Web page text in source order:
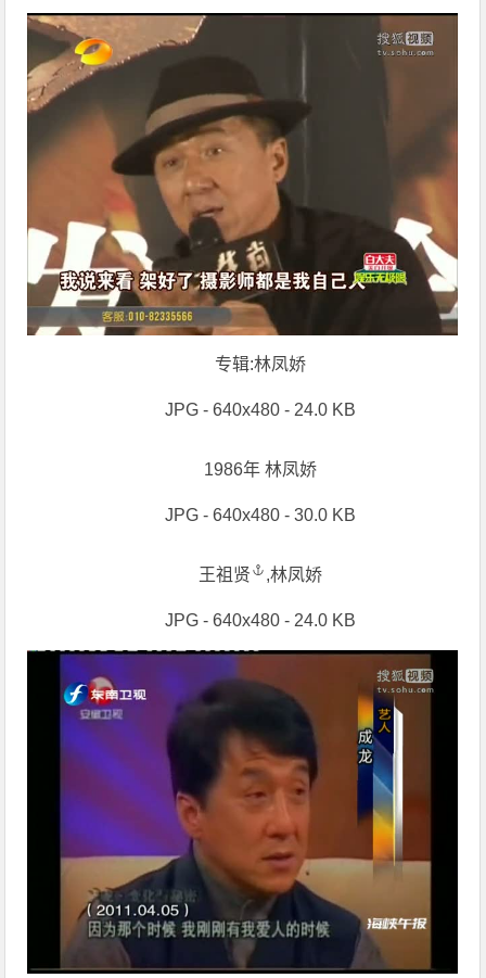
专辑:林凤娇
JPG - 640x480 - 24.0 KB
1986年 林凤娇
JPG - 640x480 - 30.0 KB
王祖贤 ,林凤娇
JPG - 640x480 - 24.0 KB